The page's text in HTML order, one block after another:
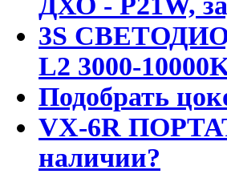
3S
L2 3000-
Подобрать
VX-6R
наличии?